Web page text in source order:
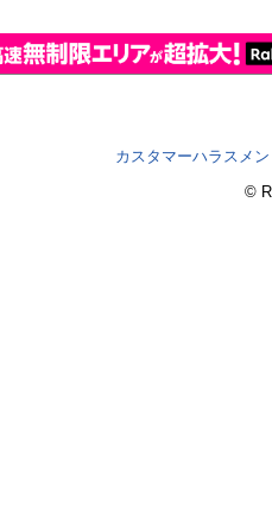
カスタマーハラスメ
©